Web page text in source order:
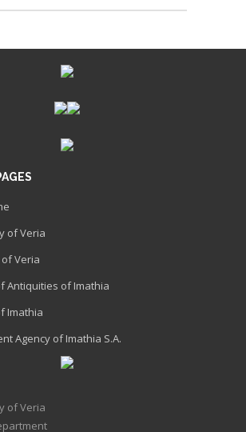
of Veria
Veria
Antiquities of Imathia
Imathia
Agency of Imathia S.A.
of Veria